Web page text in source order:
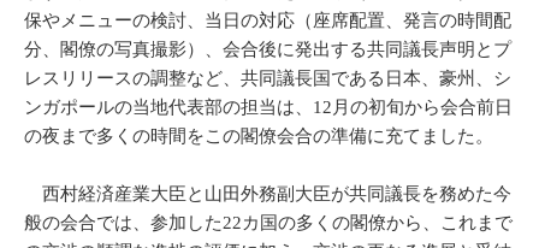
保やメニューの検討、当日の対応（座席配置、発言の時間配
分、閣僚の写真撮影）、会合後に発出する共同議長声明とプ
レスリリースの調整など、共同議長国である日本、豪州、シ
ンガポールの当地代表部の担当は、12月の初旬から会合前日
の夜まで多くの時間をこの閣僚会合の準備に充てました。
西村経済産業大臣と山田外務副大臣が共同議長を務めた今
般の会合では、参加した22カ国の多くの閣僚から、これまで